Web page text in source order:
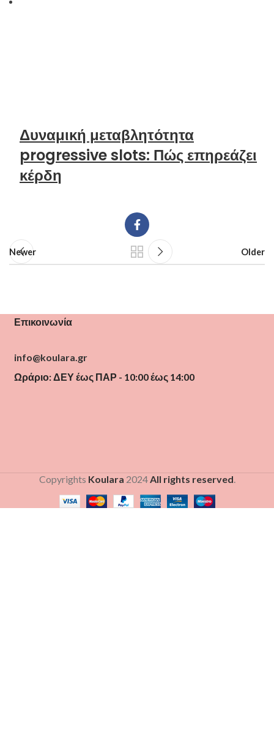
Δυναμική μεταβλητότητα
progressive slots: Πώς επηρεάζει
κέρδη
Newer Older
Επικοινωνία
info@koulara.gr
Ωράριο: ΔΕΥ έως ΠΑΡ - 10:00 έως 14:00
Copyrights Koulara 2024All rights reserved.